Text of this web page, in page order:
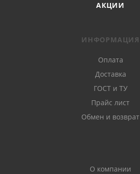
АКЦИИ
ИНФОРМАЦИЯ
Оплата
Доставка
ГОСТ и ТУ
Прайс лист
Обмен и возврат
О компании